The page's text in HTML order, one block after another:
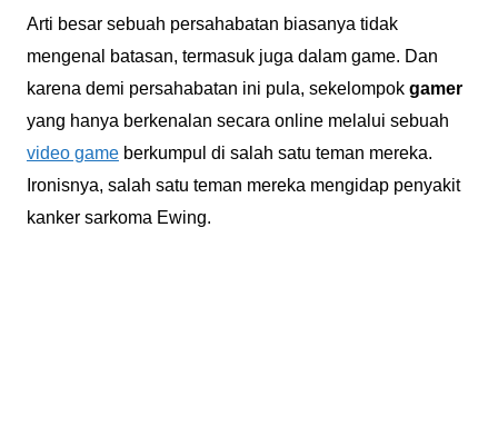
Arti besar sebuah persahabatan biasanya tidak
mengenal batasan, termasuk juga dalam game. Dan
karena demi persahabatan ini pula, sekelompok gamer
yang hanya berkenalan secara online melalui sebuah
video gameberkumpul di salah satu teman mereka.
Ironisnya, salah satu teman mereka mengidap penyakit
kanker sarkoma Ewing.